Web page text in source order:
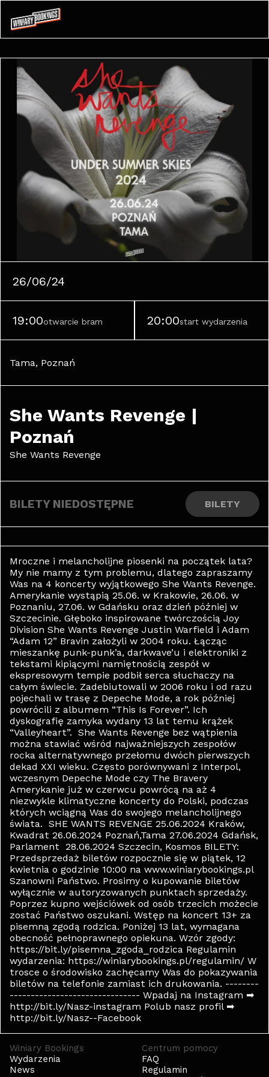
26/06/24
19:00otwarcie bram 20:00start wydarzenia
Tama, Poznań
She Wants Revenge |
Poznań
She Wants Revenge
BILETY NIEDOSTĘPNE BILETY
Mroczne i melancholijne piosenki na początek lata?
My nie mamy z tym problemu, dlatego zapraszamy
Was na 4 koncerty wyjątkowego She Wants Revenge.
Amerykanie wystąpią 25.06. w Krakowie, 26.06. w
Poznaniu, 27.06. w Gdańsku oraz dzień później w
Szczecinie. Głęboko inspirowane twórczością Joy
Division She Wants Revenge Justin Warfield i Adam
“Adam 12” Bravin założyli w 2004 roku. Łącząc
mieszankę punk-punk’a, darkwave’u i elektroniki z
tekstami kipiącymi namiętnością zespół w
ekspresowym tempie podbił serca słuchaczy na
całym świecie. Zadebiutowali w 2006 roku i od razu
pojechali w trasę z Depeche Mode, a rok później
powrócili z albumem “This Is Forever”. Ich
dyskografię zamyka wydany 13 lat temu krążek
“Valleyheart”. She Wants Revenge bez wątpienia
można stawiać wśród najważniejszych zespołów
rocka alternatywnego przełomu dwóch pierwszych
dekad XXI wieku. Często porównywani z Interpol,
wczesnym Depeche Mode czy The Bravery
Amerykanie już w czerwcu powrócą na aż 4
niezwykle klimatyczne koncerty do Polski, podczas
których wciągną Was do swojego melancholijnego
świata. SHE WANTS REVENGE 25.06.2024 Kraków,
Kwadrat 26.06.2024 Poznań,Tama 27.06.2024 Gdańsk,
Parlament 28.06.2024 Szczecin, Kosmos BILETY:
Przedsprzedaż biletów rozpocznie się w piątek, 12
kwietnia o godzinie 10:00 na www.winiarybookings.pl
Szanowni Państwo. Prosimy o kupowanie biletów
wyłącznie w autoryzowanych punktach sprzedaży.
Poprzez kupno wejściówek od osób trzecich możecie
zostać Państwo oszukani. Wstęp na koncert 13+ za
pisemną zgodą rodzica. Poniżej 13 lat, wymagana
obecność pełnoprawnego opiekuna. Wzór zgody:
https://bit.ly/pisemna_zgoda_rodzica Regulamin
wydarzenia: https://winiarybookings.pl/regulamin/ W
trosce o środowisko zachęcamy Was do pokazywania
biletów na telefonie zamiast ich drukowania. --------
------------------------------- Wpadaj na Instagram ➡
http://bit.ly/Nasz-instagram Polub nasz profil ➡
http://bit.ly/Nasz--Facebook
Winiary Bookings
Wydarzenia
News
Centrum pomocy
FAQ
Regulamin